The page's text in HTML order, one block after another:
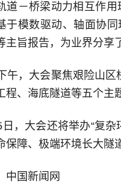
道－桥梁动力相互作
模数驱动、轴面协同
主旨报告，为业界分享
午，大会聚焦艰险山
程、海底隧道等五个主
，大会还将举办“复
保障、极端环境长大隧
中国新闻网